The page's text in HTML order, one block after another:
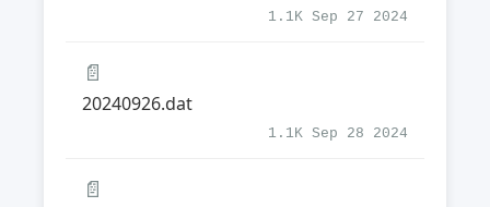
1.1K Sep 27 2024
📄
20240926.dat
1.1K Sep 28 2024
📄